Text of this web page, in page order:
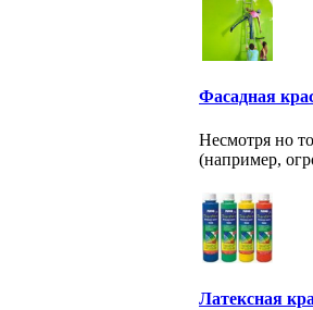
Фасадная
Несмотря но
(например,
Латексная